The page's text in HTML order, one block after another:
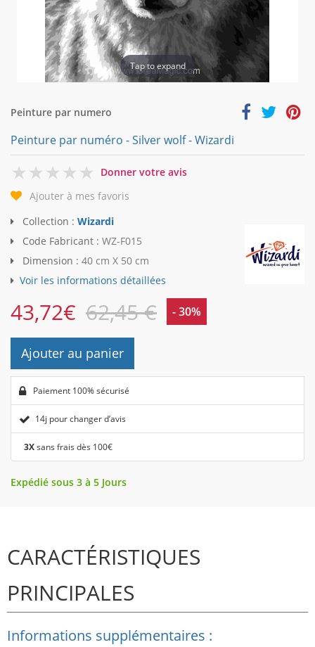
Tap to expand
Peinture par numero
Peinture par numéro - Silver wolf - Wizardi
0
Donner votre avis
Ajouter à mes favoris
Collection : Wizardi
Code Fabricant : WZ-F015
Dimension : 40 cm X 50 cm
Voir les informations détaillées
43,72€ 62,45 € - 30%
Ajouter au panier
Paiement 100% sécurisé
14j pour changer d’avis
3Xsans frais dès 100€
Expédié sous 3 à 5 Jours
CARACTÉRISTIQUES
PRINCIPALES
Informations supplémentaires :